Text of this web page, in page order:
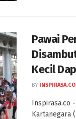
Pawai
Kecil
BY INSPIRASA.CO
Inspirasa.co
Kartanegara